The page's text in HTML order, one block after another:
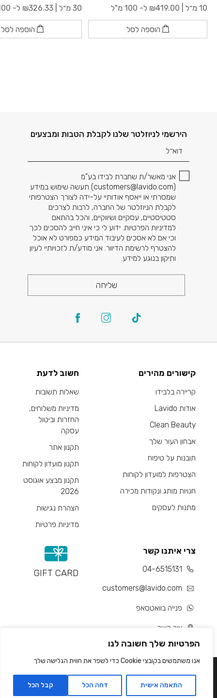
הפרטיות שלך חשובה לנו
אנו משתמשים בקובצי Cookie כדי לשפר את חווית הגלישה שלך
התאמה אישית דחה הכל קבל הכל
10 מ״ל | ₪419.00 ל- 100 מ"ל
הוספה לסל
30 מ״ל | ₪326.33 ל- 100 מ"ל
הוספה לסל
הירשמי לניוזלטר שלנו לקבלת הטבות ומבצעים
דוא׳׳ל
אני מאשר/ת שחברת לבידו בע"מ
(
customers@lavido.com) תעשה שימוש במידע
שמסרתי או ייאסף אודותיי על-ידה לצורך הצטרפותי
לקבלת הניוזלטר של החברה, לרבות לצרכים
סטטיסטיים, עסקיים ושיווקיים, והכל בהתאם
למדיניות הפרטיות. ידוע לי כי איני חייב להסכים לכך
וכי אם לא אסכים לעיבוד המידע כמפורט לא אוכל
להצטרף לרשימת הדיוור. אני מודע/ת לזכויותיי לעיון
ותיקון בנוגע למידע.
שליחה
קישורים מהירים
קריירה בלבידו
אודות Lavido
Clean Beauty
אבחון העור שלך
תובנות על טיפוח
הצטרפות למועדון לקוחות
חנויות מותג ונקודות מכירה
מתנות לעסקים
חשוב לדעת
שאלות תשובות
מדיניות משלוחים,
החזרות וביטול
עסקה
תקנון אתר
תקנון מועדון לקוחות
תקנון מבצע אוגוסט
2026
הצהרת נגישות
מדיניות פרטיות
צרי איתנו קשר
04-6515131
customers@lavido.com
פנייה בוואטסאפ
צור קשר
GIFT CARD
Developed by Matat Technologies ltd